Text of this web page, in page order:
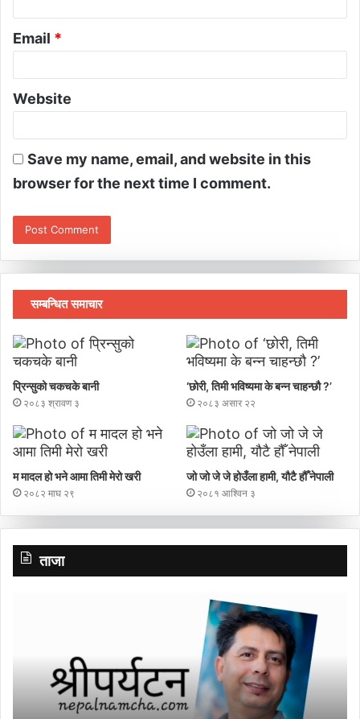
Email *
Website
Save my name, email, and website in this
browser for the next time I comment.
सम्बन्धित समाचार
प्रिन्सुको चकचके बानी
२०८३ श्रावण ३
‘छोरी, तिमी भविष्यमा के बन्न चाहन्छौ ?’
२०८३ असार २२
म मादल हो भने आमा तिमी मेरो खरी
२०८२ माघ २९
जो जो जे जे होउँला हामी, यौटै हौँ नेपाली
२०८१ आश्विन ३
ताजा